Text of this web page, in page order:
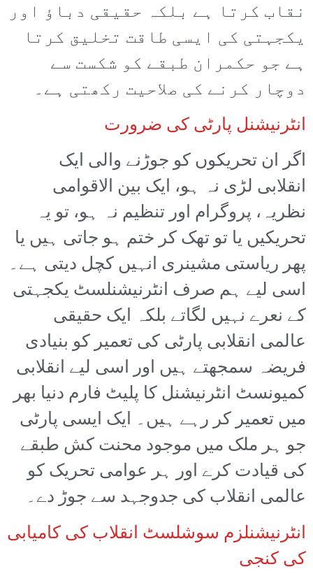
نقاب کرتا ہے بلکہ حقیقی دباؤ اور
یکجہتی کی ایسی طاقت تخلیق کرتا
ہے جو حکمران طبقے کو شکست سے
دوچار کرنے کی صلاحیت رکھتی ہے۔
انٹرنیشنل پارٹی کی ضرورت
اگر ان تحریکوں کو جوڑنے والی ایک
انقلابی لڑی نہ ہو، ایک بین الاقوامی
نظریہ، پروگرام اور تنظیم نہ ہو، تو یہ
تحریکیں یا تو تھک کر ختم ہو جاتی ہیں یا
پھر ریاستی مشینری انہیں کچل دیتی ہے۔
اسی لیے ہم صرف انٹرنیشنلسٹ یکجہتی
کے نعرے نہیں لگاتے بلکہ ایک حقیقی
عالمی انقلابی پارٹی کی تعمیر کو بنیادی
فریضہ سمجھتے ہیں اور اسی لیے انقلابی
کمیونسٹ انٹرنیشنل کا پلیٹ فارم دنیا بھر
میں تعمیر کر رہے ہیں۔ ایک ایسی پارٹی
جو ہر ملک میں موجود محنت کش طبقے
کی قیادت کرے اور ہر عوامی تحریک کو
عالمی انقلاب کی جدوجہد سے جوڑ دے۔
انٹرنیشنلزم سوشلسٹ انقلاب کی کامیابی
کی کنجی